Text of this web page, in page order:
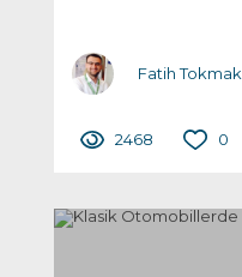
Fatih Tokmak
2468 0